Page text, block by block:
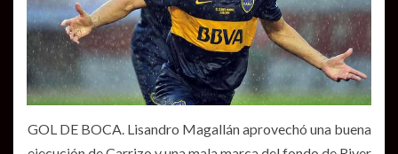
GOL DE BOCA. Lisandro Magallán aprovechó una buena